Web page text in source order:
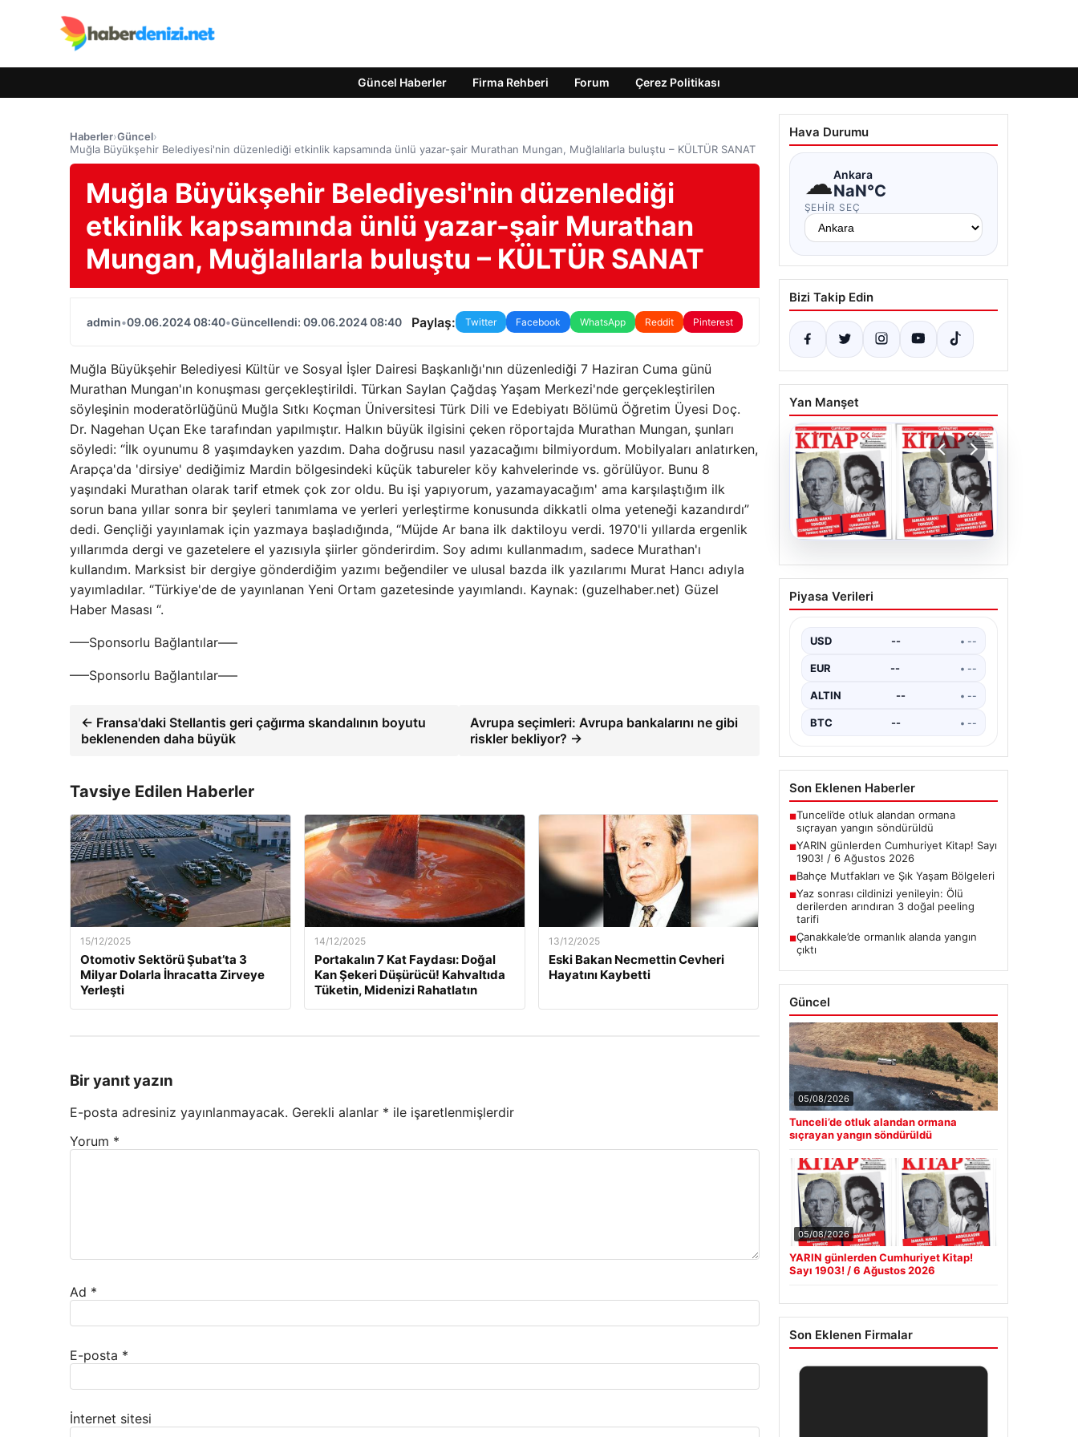
Güncel Haberler Firma Rehberi Forum Çerez Politikası
Haberler›Güncel›
Muğla Büyükşehir Belediyesi'nin düzenlediği etkinlik kapsamında ünlü yazar-şair Murathan Mungan, Muğlalılarla buluştu – KÜLTÜR SANAT
Muğla Büyükşehir Belediyesi'nin düzenlediği
etkinlik kapsamında ünlü yazar-şair Murathan
Mungan, Muğlalılarla buluştu – KÜLTÜR SANAT
admin•09.06.2024 08:40•Güncellendi: 09.06.2024 08:40 Paylaş: Twitter Facebook WhatsApp Reddit Pinterest
Muğla Büyükşehir Belediyesi Kültür ve Sosyal İşler Dairesi Başkanlığı'nın düzenlediği 7 Haziran Cuma günü
Murathan Mungan'ın konuşması gerçekleştirildi. Türkan Saylan Çağdaş Yaşam Merkezi'nde gerçekleştirilen
söyleşinin moderatörlüğünü Muğla Sıtkı Koçman Üniversitesi Türk Dili ve Edebiyatı Bölümü Öğretim Üyesi Doç.
Dr. Nagehan Uçan Eke tarafından yapılmıştır. Halkın büyük ilgisini çeken röportajda Murathan Mungan, şunları
söyledi: “İlk oyunumu 8 yaşımdayken yazdım. Daha doğrusu nasıl yazacağımı bilmiyordum. Mobilyaları anlatırken,
Arapça'da 'dirsiye' dediğimiz Mardin bölgesindeki küçük tabureler köy kahvelerinde vs. görülüyor. Bunu 8
yaşındaki Murathan olarak tarif etmek çok zor oldu. Bu işi yapıyorum, yazamayacağım' ama karşılaştığım ilk
sorun bana yıllar sonra bir şeyleri tanımlama ve yerleri yerleştirme konusunda dikkatli olma yeteneği kazandırdı”
dedi. Gençliği yayınlamak için yazmaya başladığında, “Müjde Ar bana ilk daktiloyu verdi. 1970'li yıllarda ergenlik
yıllarımda dergi ve gazetelere el yazısıyla şiirler gönderirdim. Soy adımı kullanmadım, sadece Murathan'ı
kullandım. Marksist bir dergiye gönderdiğim yazımı beğendiler ve ulusal bazda ilk yazılarımı Murat Hancı adıyla
yayımladılar. “Türkiye'de de yayınlanan Yeni Ortam gazetesinde yayımlandı. Kaynak: (guzelhaber.net) Güzel
Haber Masası “.
—–Sponsorlu Bağlantılar—–
—–Sponsorlu Bağlantılar—–
← Fransa'daki Stellantis geri çağırma skandalının boyutu
beklenenden daha büyük
Avrupa seçimleri: Avrupa bankalarını ne gibi
riskler bekliyor? →
Tavsiye Edilen Haberler
15/12/2025
Otomotiv Sektörü Şubat’ta 3
Milyar Dolarla İhracatta Zirveye
Yerleşti
14/12/2025
Portakalın 7 Kat Faydası: Doğal
Kan Şekeri Düşürücü! Kahvaltıda
Tüketin, Midenizi Rahatlatın
13/12/2025
Eski Bakan Necmettin Cevheri
Hayatını Kaybetti
Bir yanıt yazın
E-posta adresiniz yayınlanmayacak. Gerekli alanlar * ile işaretlenmişlerdir
Yorum *
Ad *
E-posta *
İnternet sitesi
Hava Durumu
☁Ankara
NaN°C
ŞEHIR SEÇ
Bizi Takip Edin
Yan Manşet
05.08.2026
YARIN günlerden
Cumhuriyet Kitap! Sayı
Piyasa Verileri
USD -- • --
EUR -- • --
ALTIN -- • --
BTC -- • --
Son Eklenen Haberler
■Tunceli’de otluk alandan ormana
sıçrayan yangın söndürüldü
■YARIN günlerden Cumhuriyet Kitap! Sayı
1903! / 6 Ağustos 2026
■Bahçe Mutfakları ve Şık Yaşam Bölgeleri
■Yaz sonrası cildinizi yenileyin: Ölü
derilerden arındıran 3 doğal peeling
tarifi
■Çanakkale’de ormanlık alanda yangın
çıktı
Güncel
05/08/2026
Tunceli’de otluk alandan ormana
sıçrayan yangın söndürüldü
05/08/2026
YARIN günlerden Cumhuriyet Kitap!
Sayı 1903! / 6 Ağustos 2026
Son Eklenen Firmalar